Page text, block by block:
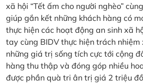
xã hội “Tết ấm cho người nghèo”
giúp gắn kết những khách hàng có
thực hiện các hoạt động an sinh xã
tay cùng BIDV thực hiện trách nhiệm
những giá trị sống tích cực tới cộng
hàng thu thập và đóng góp nhiều
được phần quà tri ân trị giá 2 triệu